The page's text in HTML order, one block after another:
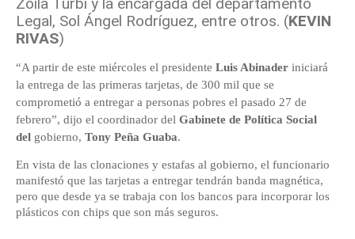
Legal, Sol Ángel Rodríguez, entre otros. (KEVIN
RIVAS)
“A partir de este miércoles el presidente Luis Abinader iniciará
la entrega de las primeras tarjetas, de 300 mil que se
comprometió a entregar a personas pobres el pasado 27 de
febrero”, dijo el coordinador del Gabinete de Política Social
del gobierno, Tony Peña Guaba.
En vista de las clonaciones y estafas al gobierno, el funcionario
manifestó que las tarjetas a entregar tendrán banda magnética,
pero que desde ya se trabaja con los bancos para incorporar los
plásticos con chips que son más seguros.